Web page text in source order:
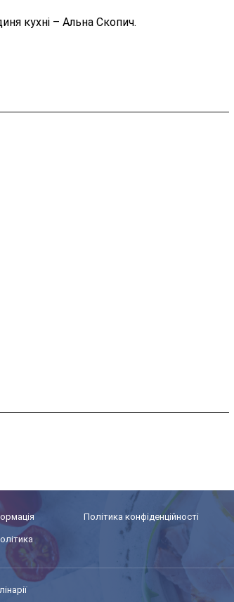
кухні – Альна Скопич.
Політика конфіденційності